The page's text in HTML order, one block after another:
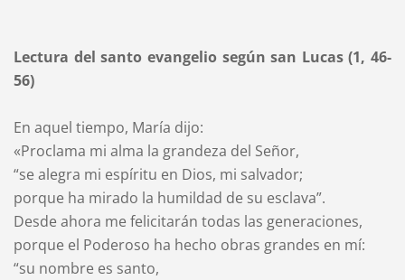
Lectura del santo evangelio según san Lucas (1, 46-
56)
En aquel tiempo, María dijo:
«Proclama mi alma la grandeza del Señor,
“se alegra mi espíritu en Dios, mi salvador;
porque ha mirado la humildad de su esclava”.
Desde ahora me felicitarán todas las generaciones,
porque el Poderoso ha hecho obras grandes en mí:
“su nombre es santo,